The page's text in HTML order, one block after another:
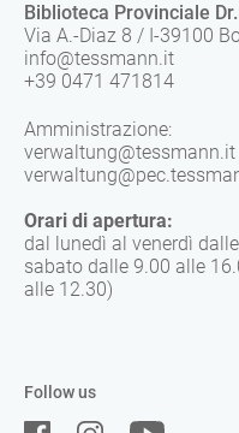
Biblioteca Provinciale
Via A.-Diaz 8 / I-39100
info@tessmann.it
+39 0471 471814
Follow us
Amministrazione:
verwaltung@tessmann.it
Orari di apertura:
dal lunedì al venerdì
sabato dalle 9.00 alle
alle 12.30)